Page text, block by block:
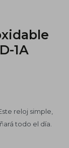
1A
reloj simple,
todo el día.